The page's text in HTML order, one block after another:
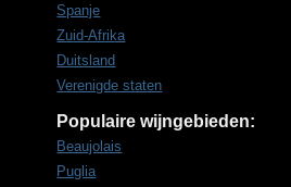
Spanje
Zuid-Afrika
Duitsland
Verenigde staten
Populaire wijngebieden:
Beaujolais
Puglia